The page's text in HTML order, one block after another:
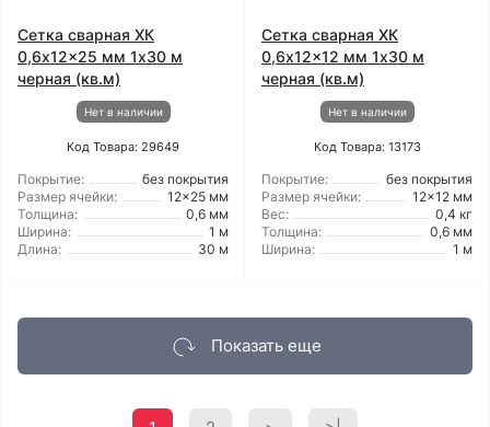
Сетка сварная ХК
0,6x12x25 мм 1x30 м
черная (кв.м)
Нет в наличии
Код Товара: 29649
Покрытие:
без покрытия
Размер ячейки:
12x25 мм
Толщина:
0,6 мм
Ширина:
1 м
Длина:
30 м
Сетка сварная ХК
0,6x12x12 мм 1x30 м
черная (кв.м)
Нет в наличии
Код Товара: 13173
Покрытие:
без покрытия
Размер ячейки:
12x12 мм
Вес:
0,4 кг
Толщина:
0,6 мм
Ширина:
1 м
Показать еще